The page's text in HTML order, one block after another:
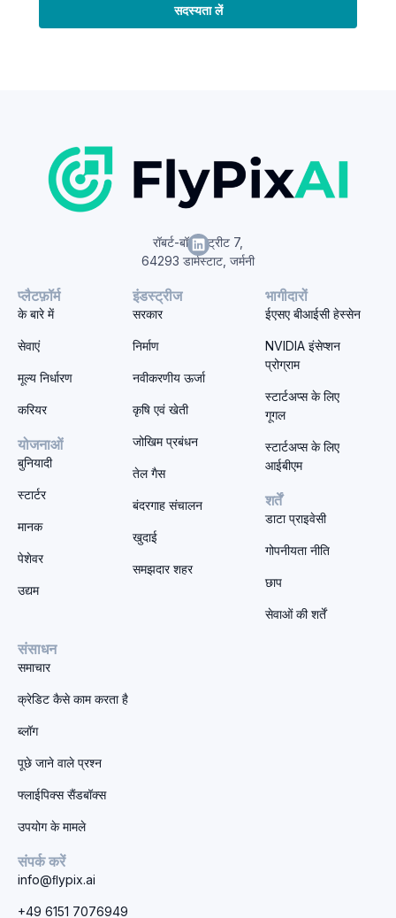
सदस्यता लें
रॉबर्ट-बॉश-स्ट्रीट 7,
64293 डार्मस्टाट, जर्मनी
प्लैटफ़ॉर्म
के बारे में
सेवाएं
मूल्य निर्धारण
करियर
योजनाओं
बुनियादी
स्टार्टर
मानक
पेशेवर
उद्यम
इंडस्ट्रीज
सरकार
निर्माण
नवीकरणीय ऊर्जा
कृषि एवं खेती
जोखिम प्रबंधन
तेल गैस
बंदरगाह संचालन
खुदाई
समझदार शहर
भागीदारों
ईएसए बीआईसी हेस्सेन
NVIDIA इंसेप्शन
प्रोग्राम
स्टार्टअप्स के लिए
गूगल
स्टार्टअप्स के लिए
आईबीएम
शर्तें
डाटा प्राइवेसी
गोपनीयता नीति
छाप
सेवाओं की शर्तें
संसाधन
समाचार
क्रेडिट कैसे काम करता है
ब्लॉग
पूछे जाने वाले प्रश्न
फ्लाईपिक्स सैंडबॉक्स
उपयोग के मामले
संपर्क करें
info@ﬂypix.ai
+49 6151 7076949